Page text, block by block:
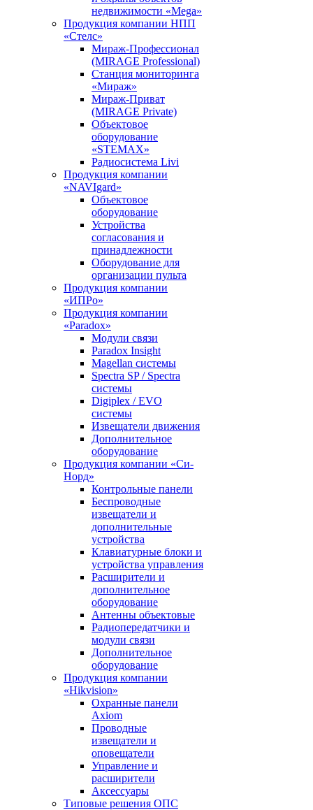
недвижимости «Mega»
Продукция компании НПП
«Стелс»
Мираж-Профессионал
(MIRAGE Professional)
Станция мониторинга
«Мираж»
Мираж-Приват
(MIRAGE Private)
Объектовое
оборудование
«STEMAX»
Радиосистема Livi
Продукция компании
«NAVIgard»
Объектовое
оборудование
Устройства
согласования и
принадлежности
Оборудование для
организации пульта
Продукция компании
«ИПРо»
Продукция компании
«Paradox»
Модули связи
Paradox Insight
Magellan системы
Spectra SP / Spectra
системы
Digiplex / EVO
системы
Извещатели движения
Дополнительное
оборудование
Продукция компании «Си-
Норд»
Контрольные панели
Беспроводные
извещатели и
дополнительные
устройства
Клавиатурные блоки и
устройства управления
Расширители и
дополнительное
оборудование
Антенны объектовые
Радиопередатчики и
модули связи
Дополнительное
оборудование
Продукция компании
«Hikvision»
Охранные панели
Axiom
Проводные
извещатели и
оповещатели
Управление и
расширители
Аксессуары
Типовые решения ОПС